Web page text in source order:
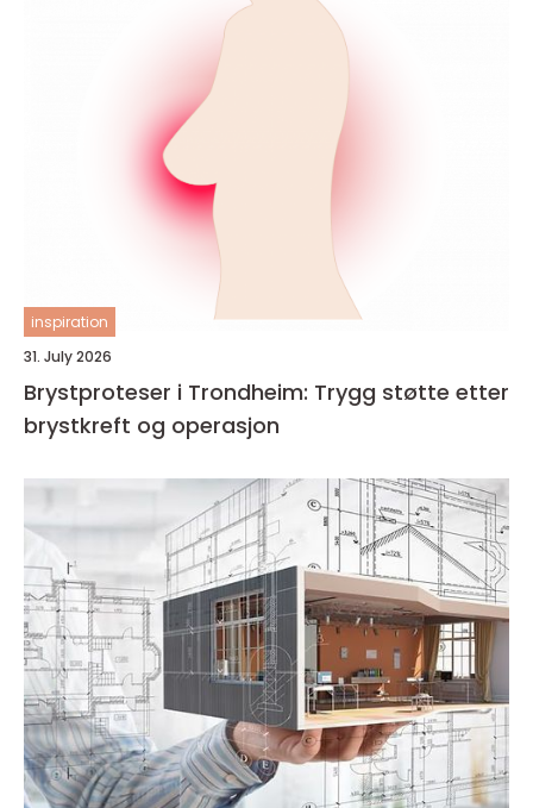
inspiration
31. July 2026
Brystproteser i Trondheim: Trygg støtte etter
brystkreft og operasjon